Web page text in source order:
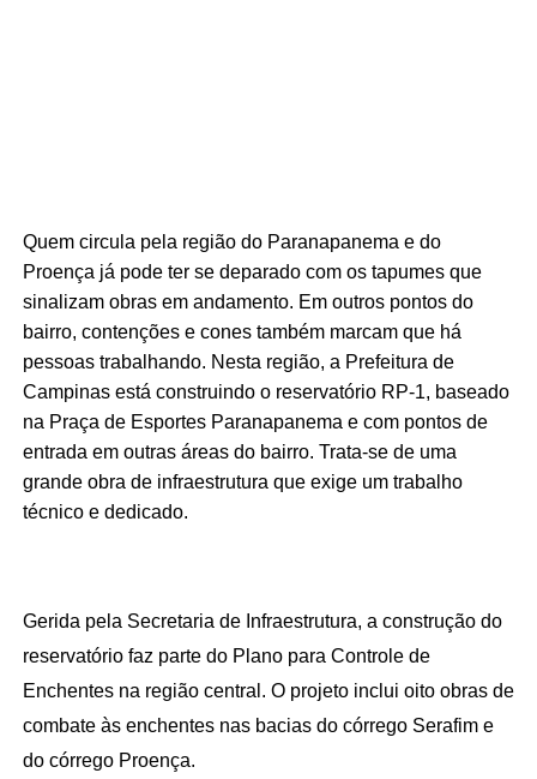
Quem circula pela região do Paranapanema e do
Proença já pode ter se deparado com os tapumes que
sinalizam obras em andamento. Em outros pontos do
bairro, contenções e cones também marcam que há
pessoas trabalhando. Nesta região, a Prefeitura de
Campinas está construindo o reservatório RP-1, baseado
na Praça de Esportes Paranapanema e com pontos de
entrada em outras áreas do bairro. Trata-se de uma
grande obra de infraestrutura que exige um trabalho
técnico e dedicado.
Gerida pela Secretaria de Infraestrutura, a construção do
reservatório faz parte do Plano para Controle de
Enchentes na região central. O projeto inclui oito obras de
combate às enchentes nas bacias do córrego Serafim e
do córrego Proença.